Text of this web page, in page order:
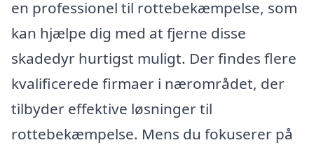
en professionel til rottebekæmpelse, som
kan hjælpe dig med at fjerne disse
skadedyr hurtigst muligt. Der findes flere
kvalificerede firmaer i nærområdet, der
tilbyder effektive løsninger til
rottebekæmpelse. Mens du fokuserer på